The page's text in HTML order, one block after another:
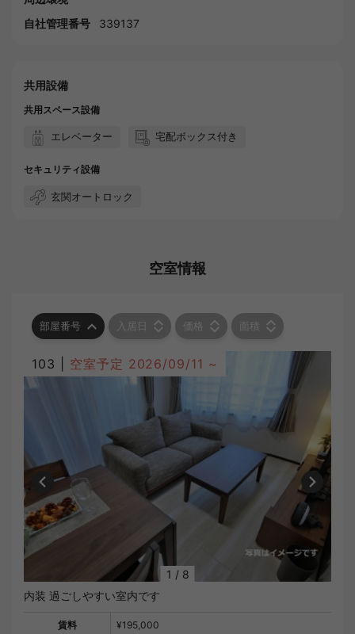
自社管理番号
339137
共用設備
共用スペース設備
エレベーター 宅配ボックス付き
セキュリティ設備
玄関オートロック
空室情報
部屋番号 入居日 価格 面積
103 | 空室予定 2026/09/11 ~
1 / 8
内装 過ごしやすい室内です
賃料 ¥195,000